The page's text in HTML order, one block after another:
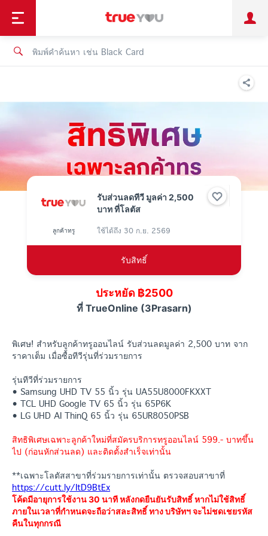
ลูกค้าบุคคล ลูกค้าองค์กร
ช้อป
เทรนด์เทคโนโลยี
รับส่วนลดทีวี มูลค่า 2,500
บาท ที่โลตัส
ลูกค้าทรู ใช้ได้ถึง 30 ก.ย. 2569
รับสิทธิ์
ประหยัด ฿2500
ที่ TrueOnline (3Prasarn)
พิเศษ! สำหรับลูกค้าทรูออนไลน์ รับส่วนลดมูลค่า 2,500 บาท จาก
ราคาเต็ม เมื่อซื้อทีวีรุ่นที่ร่วมรายการ
รุ่นทีวีที่ร่วมรายการ
• Samsung UHD TV 55 นิ้ว รุ่น UA55U8000FKXXT
• TCL UHD Google TV 65 นิ้ว รุ่น 65P6K
• LG UHD AI ThinQ 65 นิ้ว รุ่น 65UR8050PSB
สิทธิพิเศษเฉพาะลูกค้าใหม่ที่สมัครบริการทรูออนไลน์ 599.- บาทขึ้น
ไป (ก่อนหักส่วนลด) และติดตั้งสำเร็จเท่านั้น
**เฉพาะโลตัสสาขาที่ร่วมรายการเท่านั้น ตรวจสอบสาขาที่
https://cutt.ly/ItD9BtEx
โค้ดมีอายุการใช้งาน 30 นาที หลังกดยืนยันรับสิทธิ์ หากไม่ใช้สิทธิ์
ภายในเวลาที่กำหนดจะถือว่าสละสิทธิ์ ทาง บริษัทฯ จะไม่ชดเชยรหัส
คืนในทุกกรณี